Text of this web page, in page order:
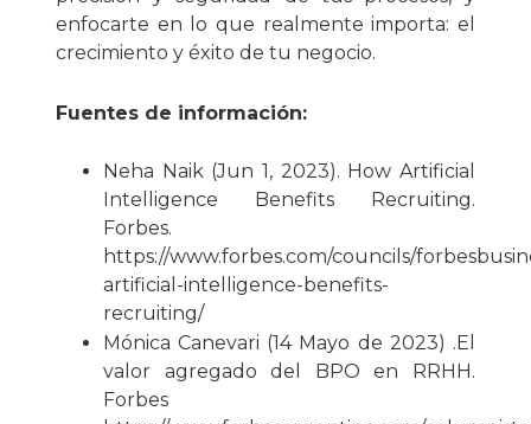
enfocarte en lo que realmente importa: el
crecimiento y éxito de tu negocio.
Fuentes de información:
Neha Naik (Jun 1, 2023). How Artificial
Intelligence Benefits Recruiting.
Forbes.
https://www.forbes.com/councils/
artificial-intelligence-benefits-
recruiting/
Mónica Canevari (14 Mayo de 2023) .El
valor agregado del BPO en RRHH.
Forbes